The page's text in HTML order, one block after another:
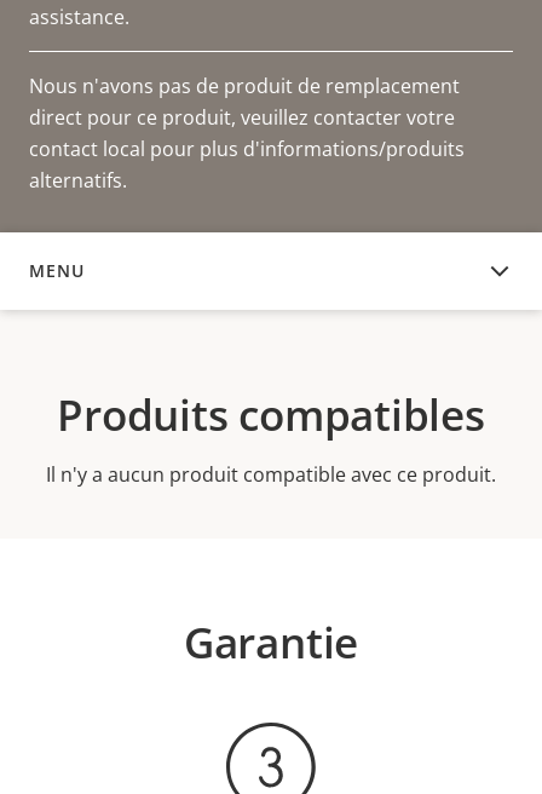
assistance.
Nous n'avons pas de produit de remplacement
direct pour ce produit, veuillez contacter votre
contact local pour plus d'informations/produits
alternatifs.
MENU
PRODUITS COMPATIBLES
Produits compatibles
Il n'y a aucun produit compatible avec ce produit.
Garantie